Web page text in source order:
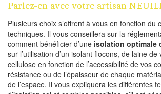
Parlez-en avec votre artisan
Plusieurs choix s’offrent à vous en fonction du
techniques. Il vous conseillera sur la
comment bénéficier d’une isolation optimale
sur l’utilisation d’un isolant flocons, de laine
cellulose en fonction de l’accessibilité de vos
résistance ou de l’épaisseur de chaque
de l’espace. Il vous expliquera les différentes